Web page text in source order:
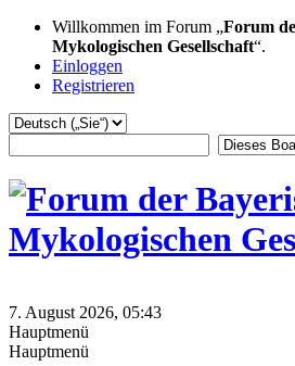
Willkommen im Forum „Forum
Mykologischen Gesellschaft“.
Einloggen
Registrieren
7. August 2026, 05:43
Hauptmenü
Hauptmenü